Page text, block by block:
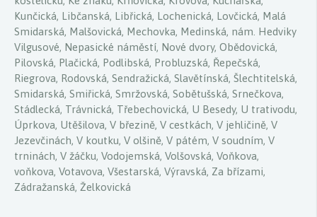
Kunčická, Libčanská, Libřická, Lochenická, Lovčická, Malá
Smidarská, Malšovická, Mechovka, Medinská, nám. Hedviky
Vilgusové, Nepasické náměstí, Nové dvory, Obědovická,
Pilovská, Plačická, Podlibská, Probluzská, Řepečská,
Riegrova, Rodovská, Sendražická, Slavětínská, Šlechtitelská,
Smidarská, Smiřická, Smržovská, Sobětušská, Srnečkova,
Stádlecká, Trávnická, Třebechovická, U Besedy, U trativodu,
Úprkova, Utěšilova, V březině, V cestkách, V jehličině, V
Jezevčinách, V koutku, V olšině, V pátém, V soudním, V
trninách, V žáčku, Vodojemská, Volšovská, Voňkova,
voňkova, Votavova, Všestarská, Výravská, Za břízami,
Zádražanská, Želkovická